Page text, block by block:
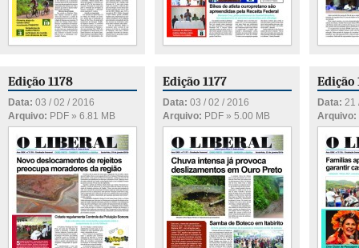
Edição 1178
Data: 03 / 02 / 2016
Arquivo: PDF » 6.81 MB
Edição 1177
Data: 03 / 02 / 2016
Arquivo: PDF » 5.00 MB
Edição
Data: 21
Arquivo: